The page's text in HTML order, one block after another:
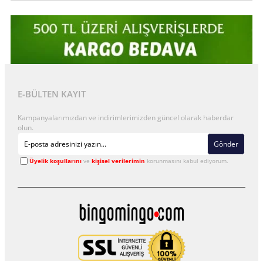
E-BÜLTEN KAYIT
Kampanyalarımızdan ve indirimlerimizden güncel olarak haberdar
olun.
Gönder
Üyelik koşullarınıve kişisel verilerimin korunmasını kabul ediyorum.